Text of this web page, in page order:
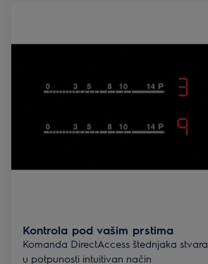
Kontrola pod vašim prstima
Komanda DirectAccess štednjaka stvara
u potpunosti intuitivan način